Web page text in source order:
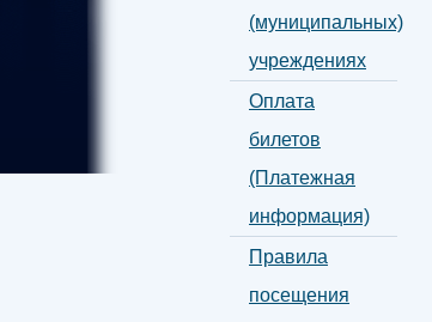
(муниципальных)
учреждениях
Оплата
билетов
(Платежная
информация)
Правила
посещения